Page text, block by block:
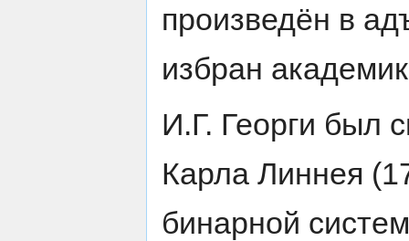
произведён в
избран
И.Г. Георги был
Карла Линнея
бинарной